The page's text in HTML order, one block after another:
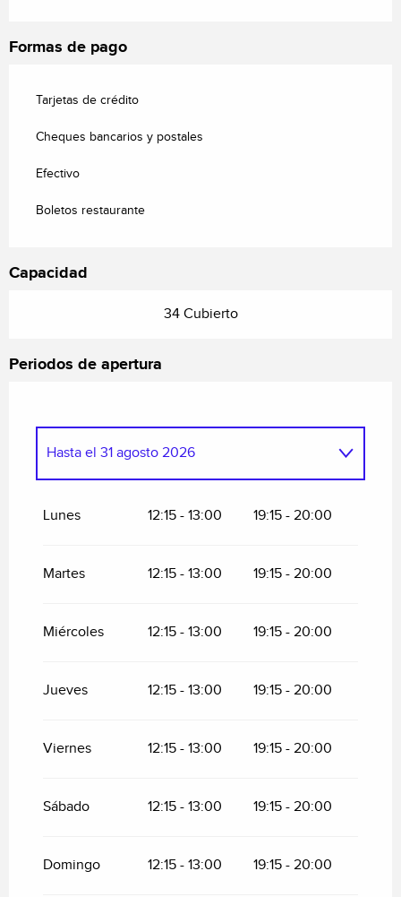
Formas de pago
Tarjetas de crédito
Cheques bancarios y postales
Efectivo
Boletos restaurante
Capacidad
34 Cubierto
Periodos de apertura
Hasta el 31 agosto 2026
Lunes 12:15 - 13:00 19:15 - 20:00
Martes 12:15 - 13:00 19:15 - 20:00
Miércoles 12:15 - 13:00 19:15 - 20:00
Jueves 12:15 - 13:00 19:15 - 20:00
Viernes 12:15 - 13:00 19:15 - 20:00
Sábado 12:15 - 13:00 19:15 - 20:00
Domingo 12:15 - 13:00 19:15 - 20:00